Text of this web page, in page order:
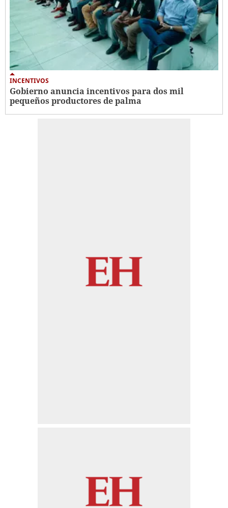
INCENTIVOS
Gobierno anuncia incentivos para dos mil
pequeños productores de palma